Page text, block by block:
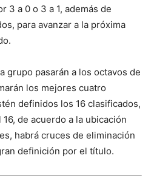
3 a 0 o 3 a 1, además de
para avanzar a la próxima
grupo pasarán a los octavos de
los mejores cuatro
definidos los 16 clasificados,
de acuerdo a la ubicación
habrá cruces de eliminación
definición por el título.